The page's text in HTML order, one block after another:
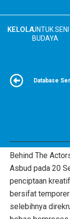
to
content
KELOLAUNTUK
BUDAYA
Database
Behind The
Asbud pada 20
penciptaan
bersifat
selebihnya